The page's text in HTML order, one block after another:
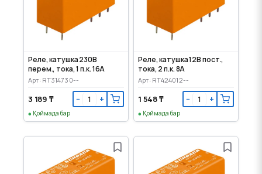
Реле, катушка 230В
перем., тока, 1 п.к. 16А
Арт: RT314730--
3 189 ₸ − +
Қоймада бар
Реле, катушка 12В пост.,
тока, 2 п.к. 8А
Арт: RT424012--
1 548 ₸ − +
Қоймада бар